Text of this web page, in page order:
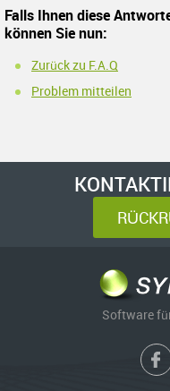
Falls Ihnen diese
können Sie nun:
Zurück zu F.A.Q
Problem mitteilen
Software